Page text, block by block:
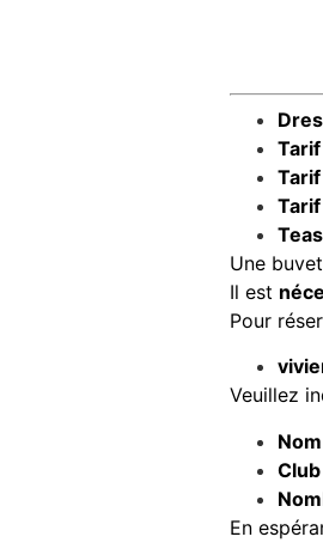
Une
Il est
Pour
Veuillez
Nom
Club
En